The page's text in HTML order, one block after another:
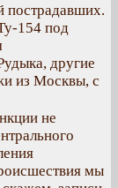
пострадавших.
154 под
другие
из Москвы, с
не
мы